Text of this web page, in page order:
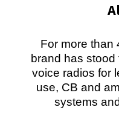
For more than
brand has
voice radios for
use, CB and
systems